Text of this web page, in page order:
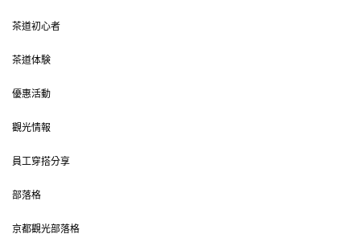
茶道初心者
茶道体験
優惠活動
觀光情報
員工穿搭分享
部落格
京都觀光部落格